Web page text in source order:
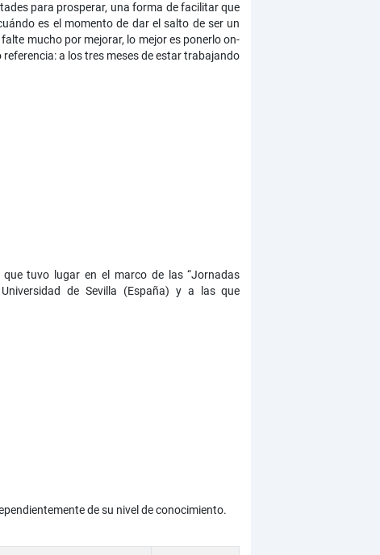
para prosperar, una forma de facilitar que
es el momento de dar el salto de ser un
mucho por mejorar, lo mejor es ponerlo on-
a los tres meses de estar trabajando
tuvo lugar en el marco de las “Jornadas
de Sevilla (España) y a las que
de su nivel de conocimiento.